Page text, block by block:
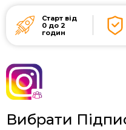
Старт від
0 до 2
годин
Вибрати